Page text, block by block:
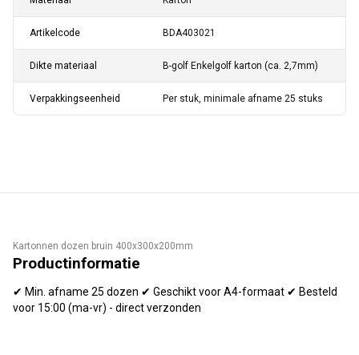
Artikelcode BDA403021
Dikte materiaal B-golf Enkelgolf karton (ca. 2,7mm)
Verpakkingseenheid Per stuk, minimale afname 25 stuks
Kartonnen dozen bruin 400x300x200mm
Productinformatie
✔ Min. afname 25 dozen ✔ Geschikt voor A4-formaat ✔ Besteld
voor 15:00 (ma-vr) - direct verzonden